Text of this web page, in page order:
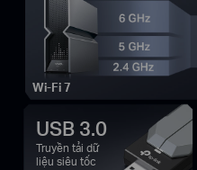
Wi-Fi 7
USB 3.0
Truyền tải dữ
liệu siêu tốc